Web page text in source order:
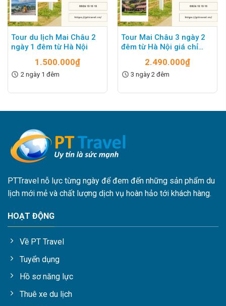
Tour du lịch Mai Châu 2
ngày 1 đêm từ Hà Nội
1.500.000₫
2 ngày 1 đêm
Tour Mai Châu 3 ngày 2
đêm từ Hà Nội giá chỉ
2.490.000₫
3 ngày 2 đêm
PTTravel nỗ lực từng ngày để đem đến những sản phẩm du
lịch mới mẻ và chất lượng dịch vụ hoàn hảo tới khách hàng.
HOẠT ĐỘNG
Về PT Travel
Tuyển dụng
Hồ sơ năng lực
Thuê xe du lịch